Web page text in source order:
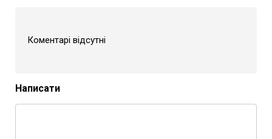
Коментарі відсутні
Написати